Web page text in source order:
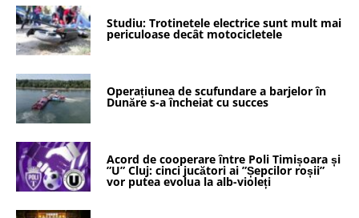
Studiu: Trotinetele electrice sunt mult mai
periculoase decât motocicletele
Operațiunea de scufundare a barjelor în
Dunăre s-a încheiat cu succes
Acord de cooperare între Poli Timișoara și
”U” Cluj: cinci jucători ai ”Șepcilor roșii”
vor putea evolua la alb-violeți